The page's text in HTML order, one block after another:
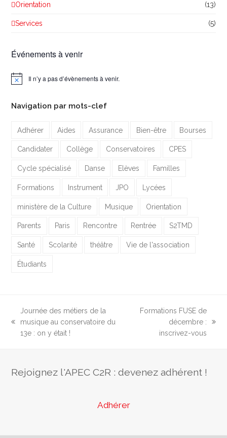
Orientation (13)
Services (5)
Événements à venir
Notice Il n’y a pas d’évènements à venir.
Navigation par mots-clef
Adhérer Aides Assurance Bien-être Bourses
Candidater Collège Conservatoires CPES
Cycle spécialisé Danse Elèves Familles
Formations Instrument JPO Lycées
ministère de la Culture Musique Orientation
Parents Paris Rencontre Rentrée S2TMD
Santé Scolarité théâtre Vie de l'association
Étudiants
previous
post:
Journée des métiers de la
musique au conservatoire du
13e : on y était !
Formations FUSE de
décembre :
inscrivez-vous
Rejoignez l'APEC C2R : devenez adhérent !
Adhérer